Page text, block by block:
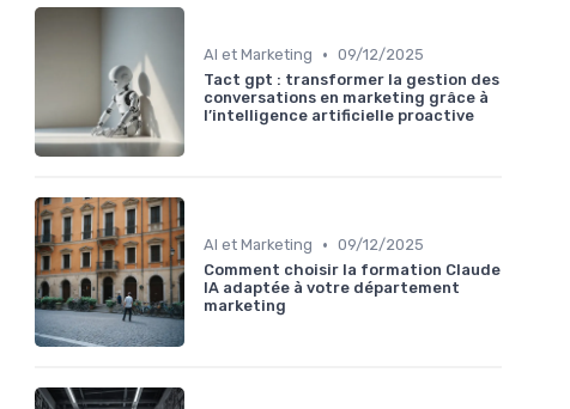
AI et Marketing • 09/12/2025
Tact gpt : transformer la gestion des
conversations en marketing grâce à
l’intelligence artificielle proactive
AI et Marketing • 09/12/2025
Comment choisir la formation Claude
IA adaptée à votre département
marketing